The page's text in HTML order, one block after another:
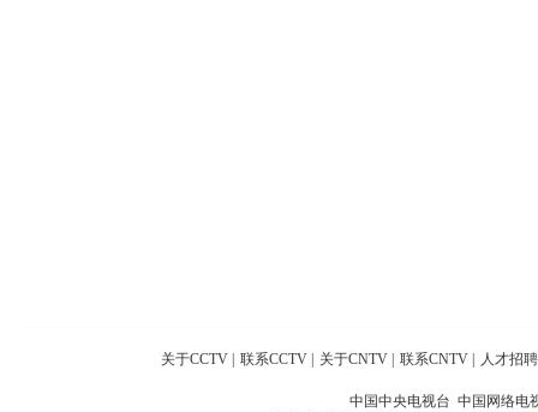
关于CCTV 联系CCTV 关于CNTV 联系CNTV 人才招聘
中国中央电视台 中国网络电